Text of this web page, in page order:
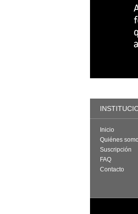
Inicio
Quiénes
Suscripción
FAQ
Contacto